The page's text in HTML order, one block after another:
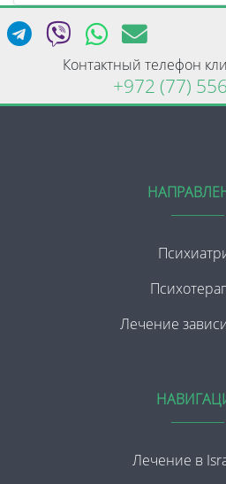
Контактный телефон
+972 (77)
Лечение
Лечение в